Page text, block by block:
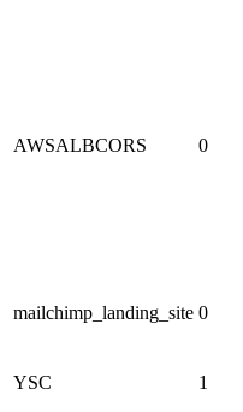
AWSALBCORS 0
mailchimp_landing_site 0
YSC 1